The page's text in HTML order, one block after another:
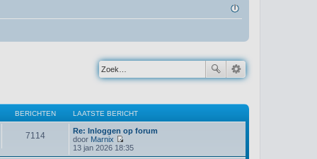
BERICHTEN LAATSTE BERICHT
7114
Re: Inloggen op forum
door Marnix
B
e
13 jan 2026 18:35